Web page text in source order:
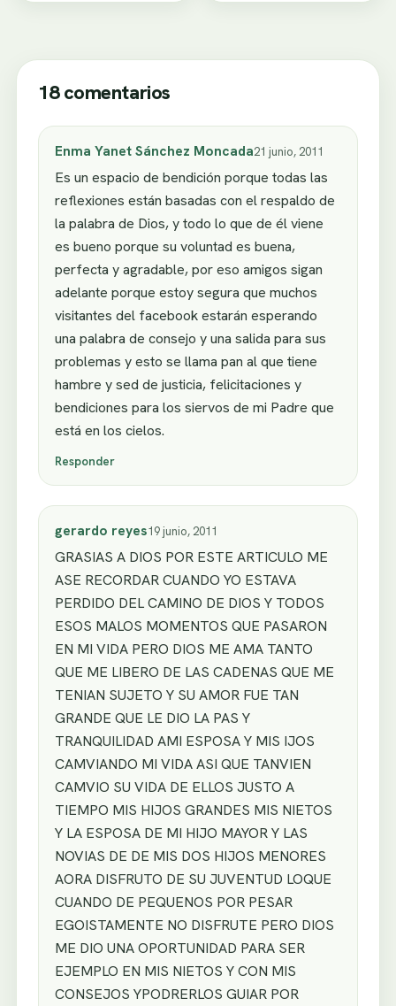
18 comentarios
Enma Yanet Sánchez Moncada21 junio, 2011
Es un espacio de bendición porque todas las
reflexiones están basadas con el respaldo de
la palabra de Dios, y todo lo que de él viene
es bueno porque su voluntad es buena,
perfecta y agradable, por eso amigos sigan
adelante porque estoy segura que muchos
visitantes del facebook estarán esperando
una palabra de consejo y una salida para sus
problemas y esto se llama pan al que tiene
hambre y sed de justicia, felicitaciones y
bendiciones para los siervos de mi Padre que
está en los cielos.
Responder
gerardo reyes19 junio, 2011
GRASIAS A DIOS POR ESTE ARTICULO ME
ASE RECORDAR CUANDO YO ESTAVA
PERDIDO DEL CAMINO DE DIOS Y TODOS
ESOS MALOS MOMENTOS QUE PASARON
EN MI VIDA PERO DIOS ME AMA TANTO
QUE ME LIBERO DE LAS CADENAS QUE ME
TENIAN SUJETO Y SU AMOR FUE TAN
GRANDE QUE LE DIO LA PAS Y
TRANQUILIDAD AMI ESPOSA Y MIS IJOS
CAMVIANDO MI VIDA ASI QUE TANVIEN
CAMVIO SU VIDA DE ELLOS JUSTO A
TIEMPO MIS HIJOS GRANDES MIS NIETOS
Y LA ESPOSA DE MI HIJO MAYOR Y LAS
NOVIAS DE DE MIS DOS HIJOS MENORES
AORA DISFRUTO DE SU JUVENTUD LOQUE
CUANDO DE PEQUENOS POR PESAR
EGOISTAMENTE NO DISFRUTE PERO DIOS
ME DIO UNA OPORTUNIDAD PARA SER
EJEMPLO EN MIS NIETOS Y CON MIS
CONSEJOS YPODRERLOS GUIAR POR